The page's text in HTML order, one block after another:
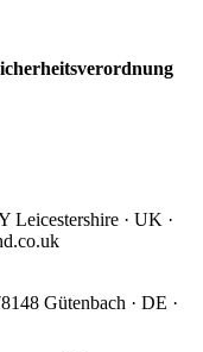
Leicestershire · UK ·
Gütenbach · DE ·